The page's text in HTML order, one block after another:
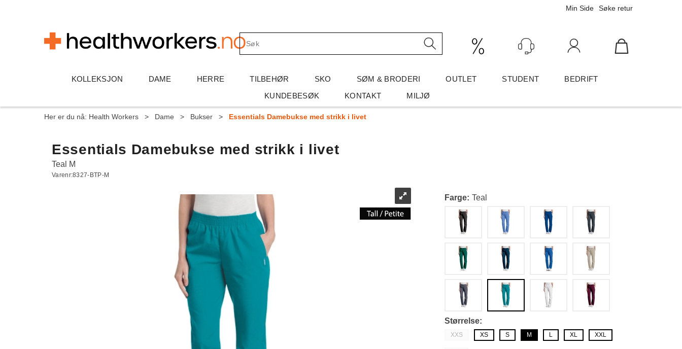
Søke retur
Min Side
KOLLEKSJON DAME HERRE TILBEHØR SKO SØM & BRODERI OUTLET STUDENT
BEDRIFT
KUNDEBESØK
KONTAKT MILJØ
Her er du nå: Health Workers > Dame > Bukser > Essentials Damebukse med strikk i livet
Essentials Damebukse med strikk i livet
Teal M
Varenr:8327-BTP-M
Farge Teal
Størrelse
XXS XS S M L XL XXL